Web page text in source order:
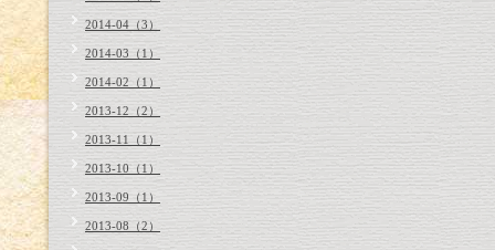
2014-04（3）
2014-03（1）
2014-02（1）
2013-12（2）
2013-11（1）
2013-10（1）
2013-09（1）
2013-08（2）